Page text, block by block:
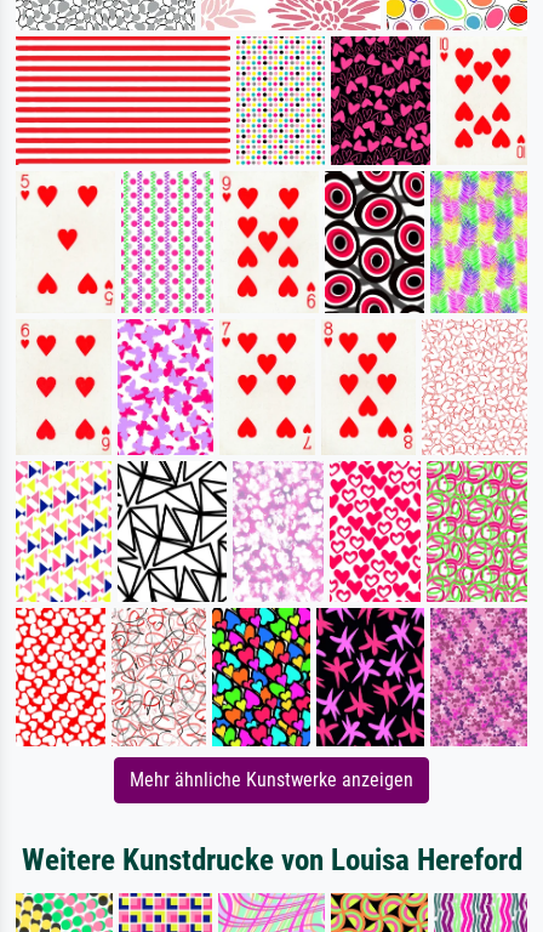
Mehr ähnliche Kunstwerke anzeigen
Weitere Kunstdrucke von Louisa Hereford